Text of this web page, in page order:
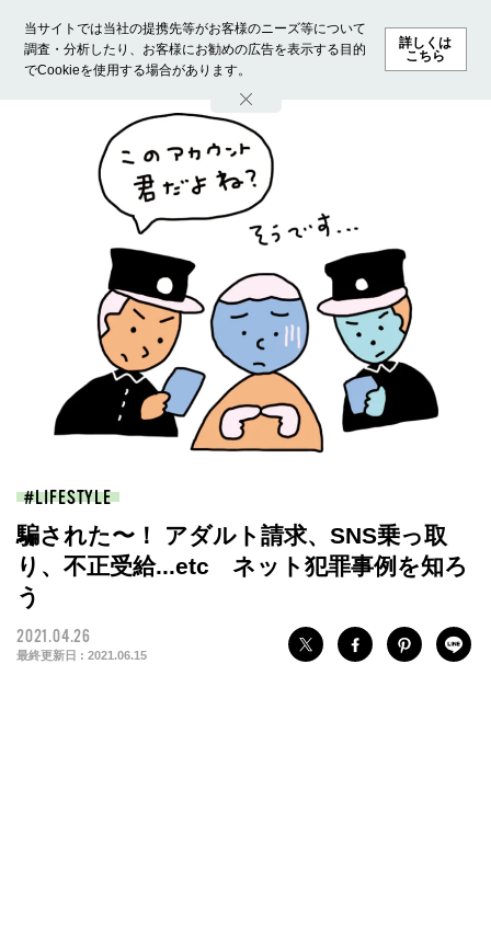
当サイトでは当社の提携先等がお客様のニーズ等について
調査・分析したり、お客様にお勧めの広告を表示する目的
でCookieを使用する場合があります。
詳しくは
こちら
ホーム モデル募集 ランキング ファッション ビューテ
LIFESTYLE
騙された〜！ アダルト請求、SNS乗っ取
り、不正受給...etc ネット犯罪事例を知ろ
う
2021.04.26
最終更新日 : 2021.06.15